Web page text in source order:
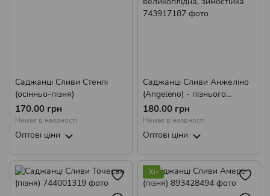
Саджанці Сливи Стенлі
(осінньо-пізня)
170.00 грн
Немає в наявності
Оптові ціни
Саджанці Сливи Анжеліно
(Angeleno) - пізнього
терміну, великоплідна,
зимостійка
180.00 грн
Немає в наявності
Оптові ціни
Хіт